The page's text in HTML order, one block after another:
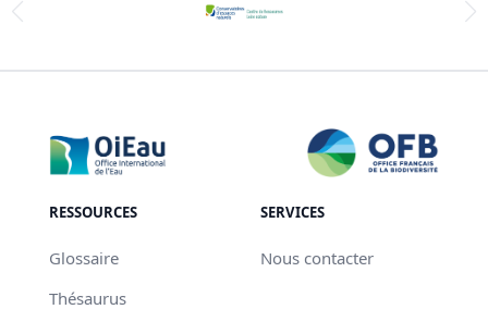
RESSOURCES
Glossaire
Thésaurus
SERVICES
Nous contacter